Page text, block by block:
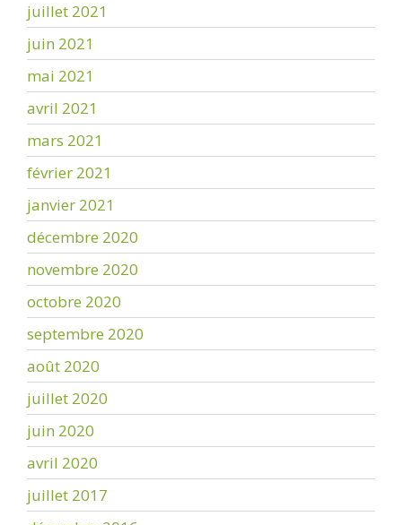
juillet 2021
juin 2021
mai 2021
avril 2021
mars 2021
février 2021
janvier 2021
décembre 2020
novembre 2020
octobre 2020
septembre 2020
août 2020
juillet 2020
juin 2020
avril 2020
juillet 2017